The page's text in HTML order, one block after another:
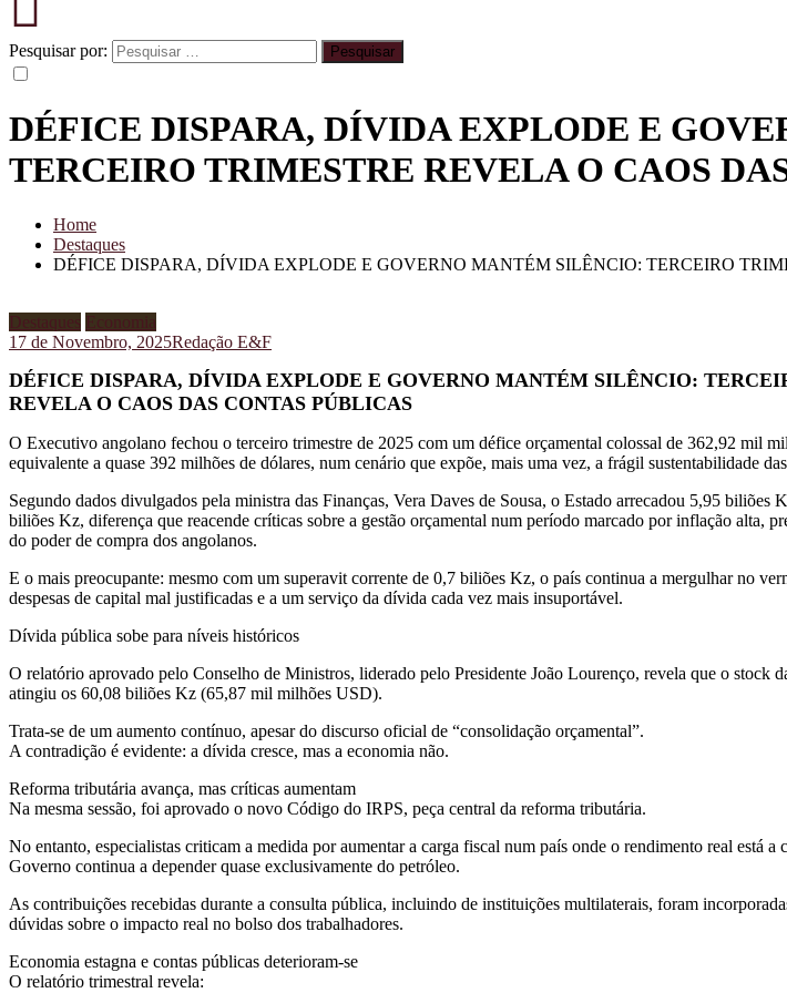
Pesquisar por:
DÉFICE DISPARA, DÍVIDA EXPLODE E
TERCEIRO TRIMESTRE REVELA O CAOS
Home
Destaques
DÉFICE DISPARA, DÍVIDA EXPLODE E GOVERNO MANTÉM SILÊNCIO: TERCEIRO
Destaques Economia
17 de Novembro, 2025Redação E&F
DÉFICE DISPARA, DÍVIDA EXPLODE E GOVERNO MANTÉM SILÊNCIO:
REVELA O CAOS DAS CONTAS PÚBLICAS
O Executivo angolano fechou o terceiro trimestre de 2025 com um défice orçamental colossal de 362,92 mil
equivalente a quase 392 milhões de dólares, num cenário que expõe, mais uma vez, a frágil sustentabilidade
Segundo dados divulgados pela ministra das Finanças, Vera Daves de Sousa, o Estado arrecadou 5,95 biliões
biliões Kz, diferença que reacende críticas sobre a gestão orçamental num período marcado por inflação alta,
do poder de compra dos angolanos.
E o mais preocupante: mesmo com um superavit corrente de 0,7 biliões Kz, o país continua a mergulhar no
despesas de capital mal justificadas e a um serviço da dívida cada vez mais insuportável.
Dívida pública sobe para níveis históricos
O relatório aprovado pelo Conselho de Ministros, liderado pelo Presidente João Lourenço, revela que o stock
atingiu os 60,08 biliões Kz (65,87 mil milhões USD).
Trata-se de um aumento contínuo, apesar do discurso oficial de “consolidação orçamental”.
A contradição é evidente: a dívida cresce, mas a economia não.
Reforma tributária avança, mas críticas aumentam
Na mesma sessão, foi aprovado o novo Código do IRPS, peça central da reforma tributária.
No entanto, especialistas criticam a medida por aumentar a carga fiscal num país onde o rendimento real está a
Governo continua a depender quase exclusivamente do petróleo.
As contribuições recebidas durante a consulta pública, incluindo de instituições multilaterais, foram
dúvidas sobre o impacto real no bolso dos trabalhadores.
Economia estagna e contas públicas deterioram-se
O relatório trimestral revela: